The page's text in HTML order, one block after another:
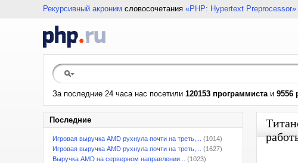
Рекурсивный акроним словосочетания «PHP: Hypertext Preprocessor»
За последние 24 часа нас посетили 120153 программистаи 9556
Последние
Игровая выручка AMD рухнула почти на треть,...
(1014)
Игровая выручка AMD рухнула почти на треть,...
(1627)
Выручка AMD на серверном направлении...
(1023)